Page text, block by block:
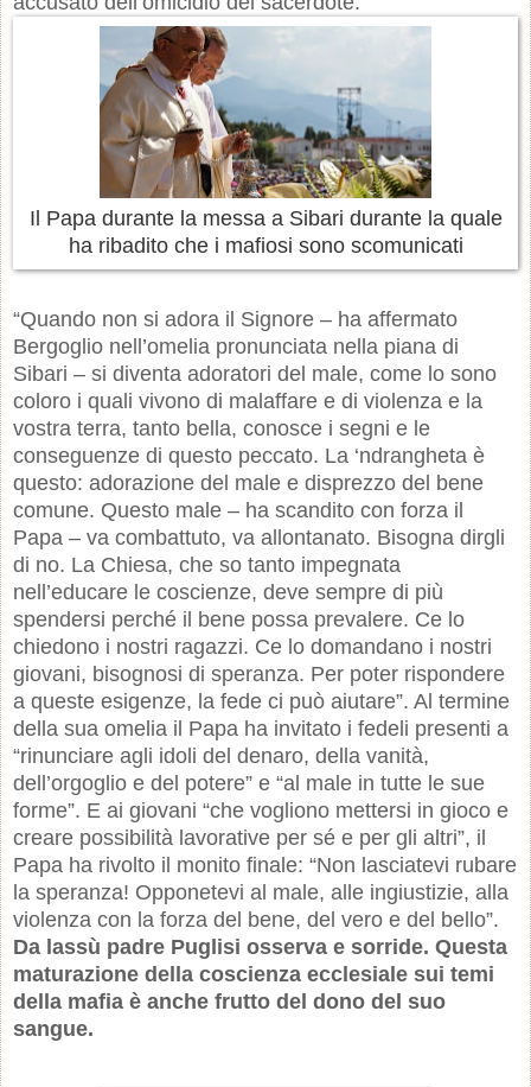
Il Papa durante la messa a Sibari durante la quale
ha ribadito che i mafiosi sono scomunicati
“Quando non si adora il Signore – ha affermato
Bergoglio nell’omelia pronunciata nella piana di
Sibari – si diventa adoratori del male, come lo sono
coloro i quali vivono di malaffare e di violenza e la
vostra terra, tanto bella, conosce i segni e le
conseguenze di questo peccato. La ‘ndrangheta è
questo: adorazione del male e disprezzo del bene
comune. Questo male – ha scandito con forza il
Papa – va combattuto, va allontanato. Bisogna dirgli
di no. La Chiesa, che so tanto impegnata
nell’educare le coscienze, deve sempre di più
spendersi perché il bene possa prevalere. Ce lo
chiedono i nostri ragazzi. Ce lo domandano i nostri
giovani, bisognosi di speranza. Per poter rispondere
a queste esigenze, la fede ci può aiutare”. Al termine
della sua omelia il Papa ha invitato i fedeli presenti a
“rinunciare agli idoli del denaro, della vanità,
dell’orgoglio e del potere” e “al male in tutte le sue
forme”. E ai giovani “che vogliono mettersi in gioco e
creare possibilità lavorative per sé e per gli altri”, il
Papa ha rivolto il monito finale: “Non lasciatevi rubare
la speranza! Opponetevi al male, alle ingiustizie, alla
violenza con la forza del bene, del vero e del bello”.
Da lassù padre Puglisi osserva e sorride. Questa
maturazione della coscienza ecclesiale sui temi
della mafia è anche frutto del dono del suo
sangue.